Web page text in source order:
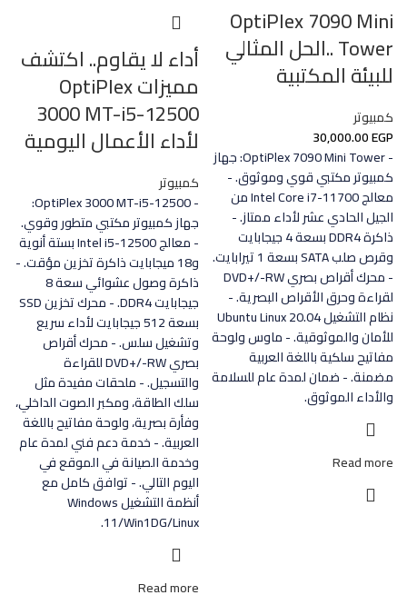
OptiPlex 7090 Mini
Tower ..الحل المثالي
للبيئة المكتبية
كمبيوتر
30,000.00EGP
- OptiPlex 7090 Mini Tower: جهاز
كمبيوتر مكتبي قوي وموثوق. -
معالج Intel Core i7-11700 من
الجيل الحادي عشر لأداء ممتاز. -
ذاكرة DDR4 بسعة 4 جيجابايت
وقرص صلب SATA بسعة 1 تيرابايت.
- محرك أقراص بصري DVD+/-RW
لقراءة وحرق الأقراص البصرية. -
نظام التشغيل Ubuntu Linux 20.04
للأمان والموثوقية. - ماوس ولوحة
مفاتيح سلكية باللغة العربية
مضمنة. - ضمان لمدة عام للسلامة
والأداء الموثوق.
Read more
أداء لا يقاوم.. اكتشف
مميزات OptiPlex
3000 MT-i5-12500
لأداء الأعمال اليومية
كمبيوتر
- OptiPlex 3000 MT-i5-12500:
جهاز كمبيوتر مكتبي متطور وقوي.
- معالج Intel i5-12500 بستة أنوية
و18 ميجابايت ذاكرة تخزين مؤقت. -
ذاكرة وصول عشوائي سعة 8
جيجابايت DDR4. - محرك تخزين SSD
بسعة 512 جيجابايت لأداء سريع
وتشغيل سلس. - محرك أقراص
بصري DVD+/-RW للقراءة
والتسجيل. - ملحقات مفيدة مثل
سلك الطاقة، ومكبر الصوت الداخلي،
وفأرة بصرية، ولوحة مفاتيح باللغة
العربية. - خدمة دعم فني لمدة عام
وخدمة الصيانة في الموقع في
اليوم التالي. - توافق كامل مع
أنظمة التشغيل Windows
11/Win1DG/Linux.
Read more